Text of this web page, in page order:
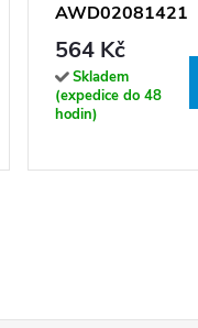
AWD02081421
564 Kč
Skladem
(expedice do 48
hodin)